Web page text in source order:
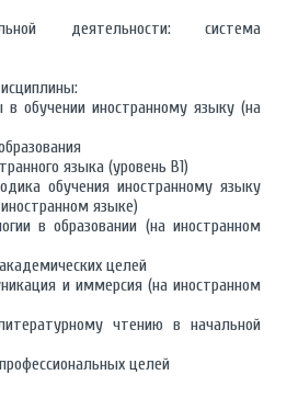
деятельности: система
обучении иностранному языку (на
языка (уровень В1)
обучения иностранному языку
языке)
в образовании (на иностранном
целей
и иммерсия (на иностранном
чтению в начальной
целей